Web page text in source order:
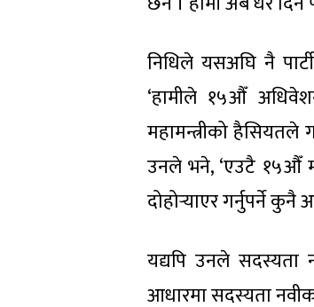
निधिले यसअघि नै
‘हामीले १५औँ
महामन्त्रीको हैसियतले
उनले भने, ‘एउटै १५औँ
दोहोर्‍याएर गर्नुपर्ने
यद्यपि उनले सदस्यता
आधारमा सदस्यता